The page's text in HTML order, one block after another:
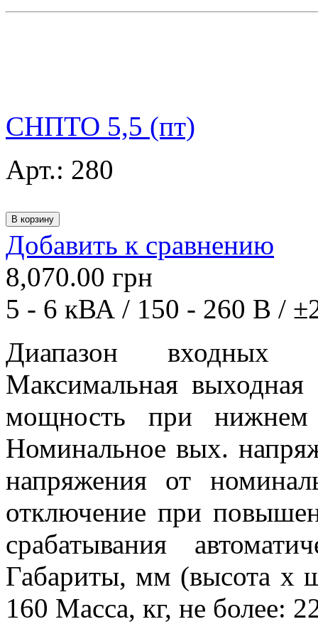
СНПТО 5,5 (пт)
Арт.: 280
Добавить к сравнению
8,070.00 грн
5 - 6 кВА / 150 - 260 В /
Диапазон
Максимальная
мощность при
Номинальное вых.
напряжения от
отключение при
срабатывания
Габариты, мм (высота x
160 Масса, кг, не более: